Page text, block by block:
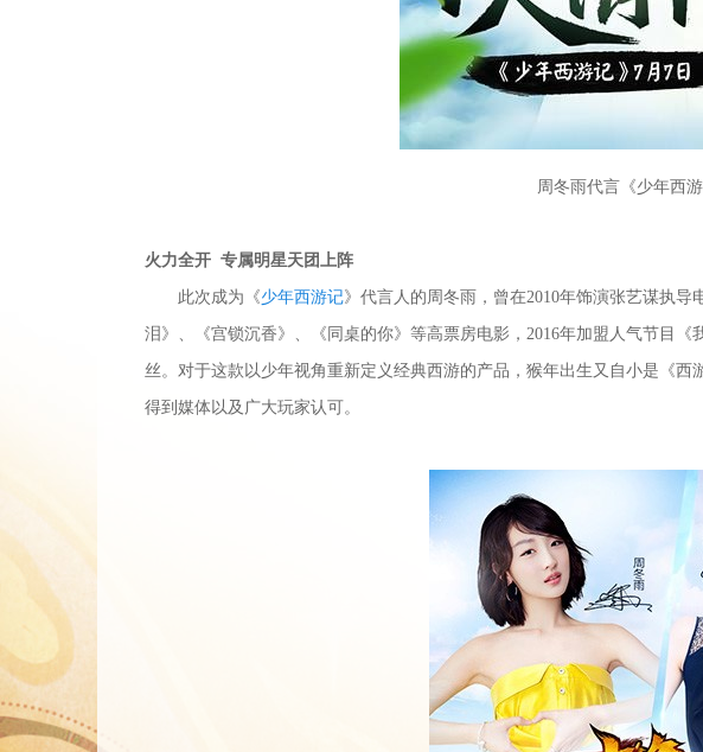
周冬雨代言《少年西游
火力全开 专属明星天团上阵
此次成为《少年西游记》代言人的周冬雨，曾在2010年饰演张艺谋执
泪 》、《宫锁沉香》、《同桌的你》等高票房电影，2016年加盟人气节目
丝。对于这款以少年视角重新定义经典西游的产品，猴年出生又自小是《西
得到媒体以及广大玩家认可。